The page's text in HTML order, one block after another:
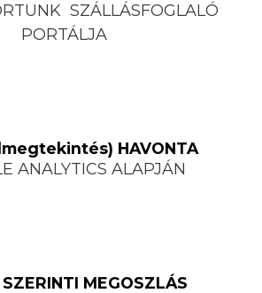
SZÁLLÁSFOGLALÓ
PORTÁLJA
HAVONTA
ANALYTICS ALAPJÁN
MEGOSZLÁS